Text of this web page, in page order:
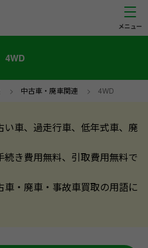
4WD
> 中古車・廃車関連 > 4WD
い車、過走行車、低年式車、廃
続き費用無料、引取費用無料で
車・廃車・事故車買取の用語に